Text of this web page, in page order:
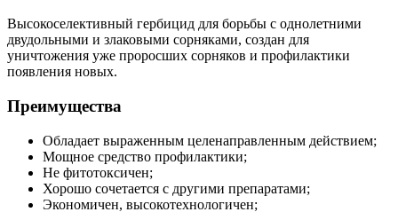
Высокоселективный гербицид для борьбы с однолетними
двудольными и злаковыми сорняками, создан для
уничтожения уже проросших сорняков и профилактики
появления новых.
Преимущества
Обладает выраженным целенаправленным действием;
Мощное средство профилактики;
Не фитотоксичен;
Хорошо сочетается с другими препаратами;
Экономичен, высокотехнологичен;